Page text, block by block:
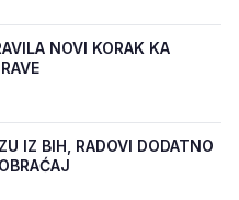
NOVI KORAK KA
IZ BIH, RADOVI DODATNO